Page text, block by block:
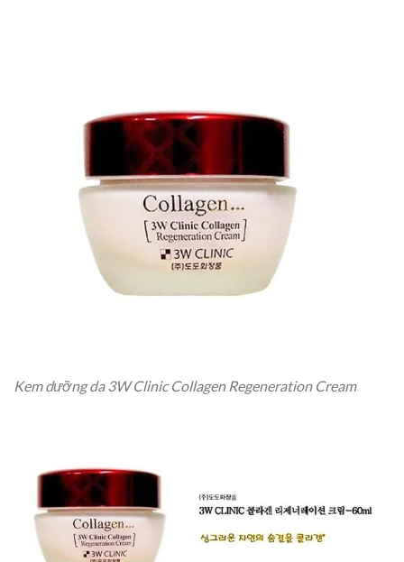
Kem dưỡng da 3W Clinic Collagen Regeneration Cream